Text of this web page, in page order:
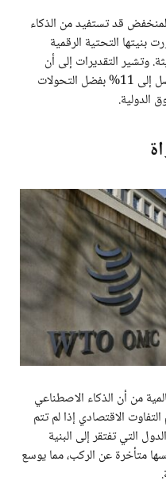
قد تستفيد من الذكاء
بنيتها التحتية الرقمية
وتشير التقديرات إلى أن
صادرات هذه الدول قد ترتفع بنسبة تصل إلى 11% بفضل التحولات
الدولية.
من أن الذكاء الاصطناعي
الاقتصادي إذا لم تتم
التي تفتقر إلى البنية
متأخرة عن الركب، مما يوسع